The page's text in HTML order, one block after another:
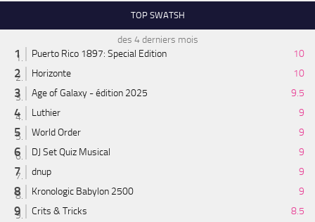
TOP SWATSH
des 4 derniers mois
Puerto Rico 1897: Special Edition
10
Horizonte
10
Age of Galaxy - édition 2025
9.5
Luthier
9
World Order
9
DJ Set Quiz Musical
9
dnup
9
Kronologic Babylon 2500
9
Crits & Tricks
8.5